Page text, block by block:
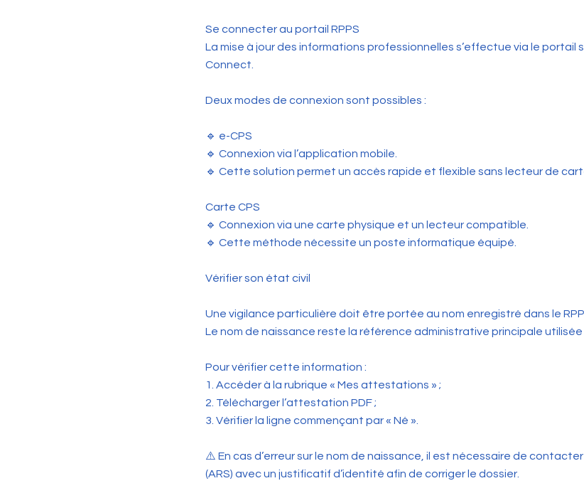
Se connecter au portail RPPS
La mise à jour des informations professionnelles s’effectue via le portail
Connect.
Deux modes de connexion sont possibles :
🔹 e-CPS
🔹 Connexion via l’application mobile.
🔹 Cette solution permet un accès rapide et flexible sans lecteur de
Carte CPS
🔹 Connexion via une carte physique et un lecteur compatible.
🔹 Cette méthode nécessite un poste informatique équipé.
Vérifier son état civil
Une vigilance particulière doit être portée au nom enregistré dans le
Le nom de naissance reste la référence administrative principale utilisée
Pour vérifier cette information :
1. Accéder à la rubrique « Mes attestations » ;
2. Télécharger l’attestation PDF ;
3. Vérifier la ligne commençant par « Né ».
⚠️ En cas d’erreur sur le nom de naissance, il est nécessaire de
(ARS) avec un justificatif d’identité afin de corriger le dossier.